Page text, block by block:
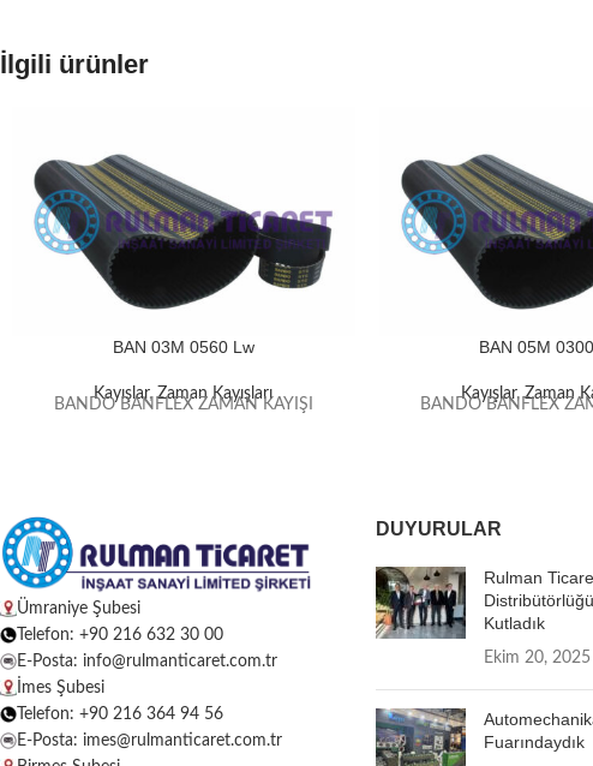
İlgili ürünler
BAN 03M 0560 Lw
Kayışlar,Zaman Kayışları
BANDO BANFLEX ZAMAN KAYIŞI
BAN 05M
Kayışlar,Zaman
BANDO BANFLEX
Ümraniye Şubesi
Telefon: +90 216 632 30 00
E-Posta: info@rulmanticaret.com.tr
İmes Şubesi
Telefon: +90 216 364 94 56
E-Posta: imes@rulmanticaret.com.tr
DUYURULAR
Rulman
Kutladık
Ekim 20, 2025
Fuarındaydık